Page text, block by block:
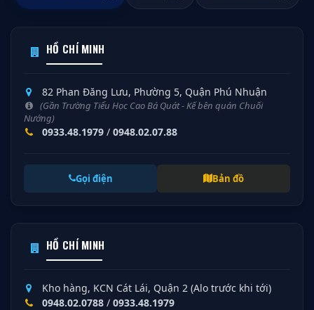
HỒ CHÍ MINH
82 Phan Đăng Lưu, Phường 5, Quận Phú Nhuận
(Gần Trường Tiểu Học Cao Bá Quát - Kế bên quán Chuối
Nướng)
0933.48.1979 / 0948.02.07.88
Gọi điện Bản đồ
HỒ CHÍ MINH
Kho hàng, KCN Cát Lái, Quận 2 (Alo trước khi tới)
0948.02.0788 / 0933.48.1979